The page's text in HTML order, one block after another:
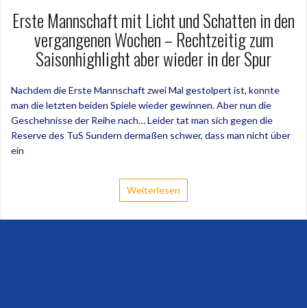
Erste Mannschaft mit Licht und Schatten in den
vergangenen Wochen – Rechtzeitig zum
Saisonhighlight aber wieder in der Spur
Nachdem die Erste Mannschaft zwei Mal gestolpert ist, konnte
man die letzten beiden Spiele wieder gewinnen. Aber nun die
Geschehnisse der Reihe nach… Leider tat man sich gegen die
Reserve des TuS Sundern dermaßen schwer, dass man nicht über
ein
Weiterlesen